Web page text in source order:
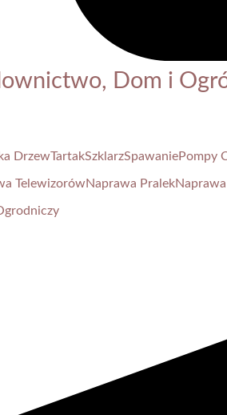
Dom i
DrzewTartakSzklarzSpawaniePompy
TelewizorówNaprawa Pralek